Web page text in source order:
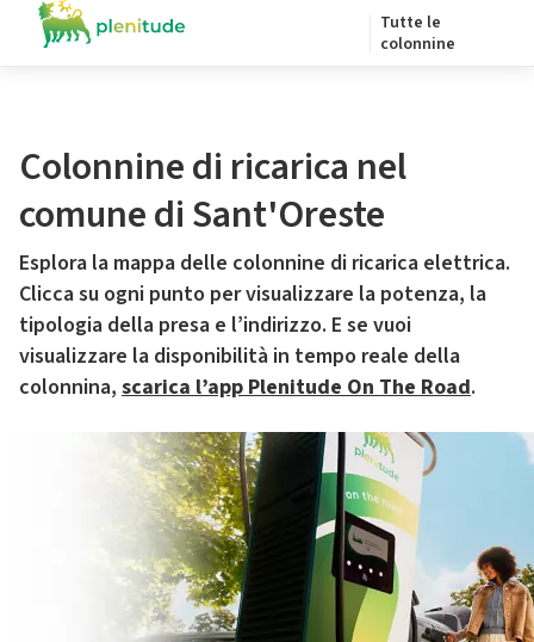
Tutte le
colonnine
Colonnine di ricarica nel
comune di Sant'Oreste
Esplora la mappa delle colonnine di ricarica elettrica.
Clicca su ogni punto per visualizzare la potenza, la
tipologia della presa e l’indirizzo. E se vuoi
visualizzare la disponibilità in tempo reale della
colonnina, scarica l’app Plenitude On The Road.